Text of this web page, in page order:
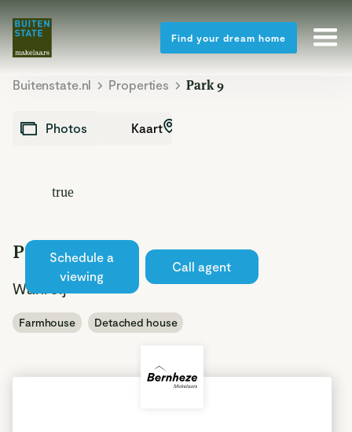
Find your dream home
Buitenstate.nl Properties Park 9
Photos Kaart
true
Schedule a
viewing
Call agent
Park 9 Sold
Wanroij
Farmhouse Detached house